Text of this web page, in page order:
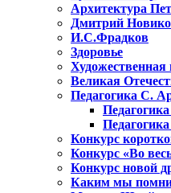
Архитектура
Дмитрий
И.С.Фрадков
Здоровье
Великая
Педагогика С.
Конкурс
Конкурс «Во
Конкурс новой
Каким мы